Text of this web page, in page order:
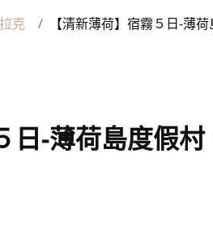
克 【清新薄荷】宿霧５日-薄
日-薄荷島度假